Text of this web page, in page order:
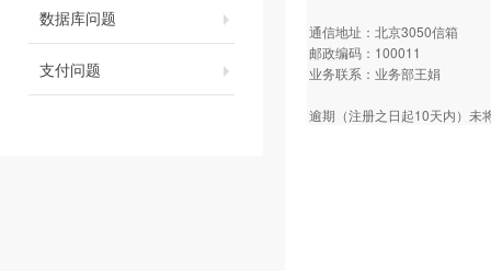
数据库问题
支付问题
通信地址：北京3050信箱
邮政编码：100011
业务联系：业务部王娟
逾期（注册之日起10天内）未